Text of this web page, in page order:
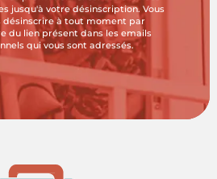
jusqu'à votre désinscription. Vous
désinscrire à tout moment par
du lien présent dans les emails
qui vous sont adressés.